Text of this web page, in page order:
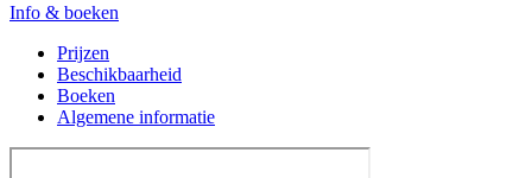
Info & boeken
Prijzen
Beschikbaarheid
Boeken
Algemene informatie